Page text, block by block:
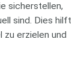
sicherstellen,
sind. Dies hilft
zu erzielen und